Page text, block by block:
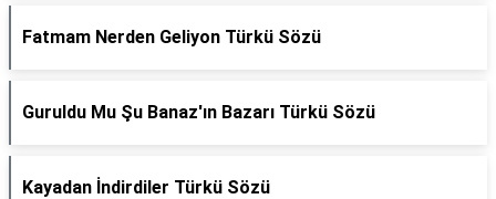
Fatmam Nerden Geliyon Türkü Sözü
Guruldu Mu Şu Banaz'ın Bazarı Türkü Sözü
Kayadan İndirdiler Türkü Sözü